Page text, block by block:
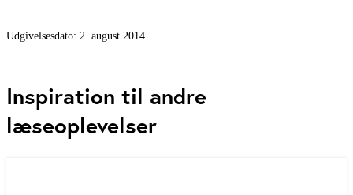
Udgivelsesdato: 2. august 2014
Inspiration til andre
læseoplevelser